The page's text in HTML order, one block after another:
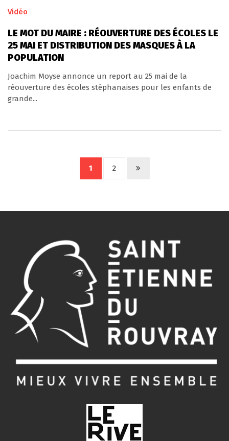
Vidéo
LE MOT DU MAIRE : RÉOUVERTURE DES ÉCOLES LE
25 MAI ET DISTRIBUTION DES MASQUES À LA
POPULATION
Joachim Moyse annonce un report au 25 mai de la
réouverture des écoles stéphanaises pour les enfants de
grande...
1 2